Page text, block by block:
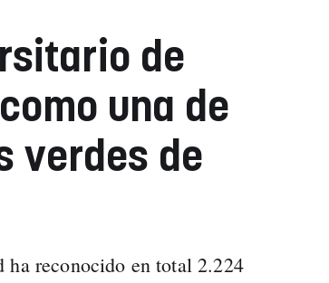
de
una de
verdes de
reconocido en total 2.224